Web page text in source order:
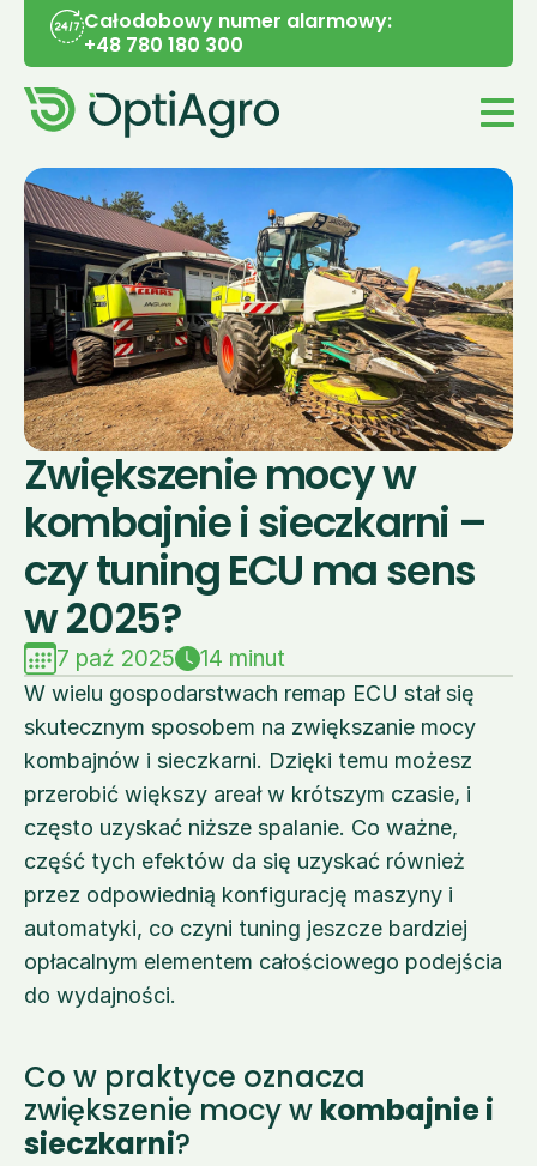
Całodobowy numer alarmowy:
+48 780 180 300
Zwiększenie mocy w
kombajnie i sieczkarni –
czy tuning ECU ma sens
w 2025?
7 paź 2025 14 minut
W wielu gospodarstwach remap ECU stał się
skutecznym sposobem na zwiększanie mocy
kombajnów i sieczkarni. Dzięki temu możesz
przerobić większy areał w krótszym czasie, i
często uzyskać niższe spalanie. Co ważne,
część tych efektów da się uzyskać również
przez odpowiednią konfigurację maszyny i
automatyki, co czyni tuning jeszcze bardziej
opłacalnym elementem całościowego podejścia
do wydajności.
Co w praktyce oznacza
zwiększenie mocy w kombajnie i
sieczkarni?